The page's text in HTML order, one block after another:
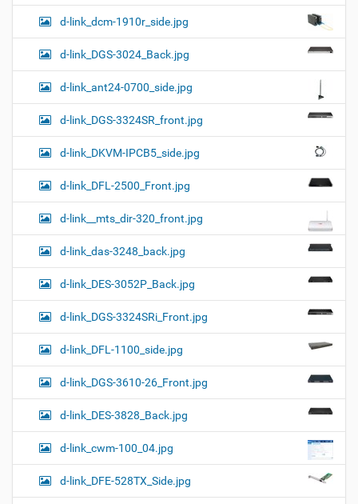
d-link_dcm-1910r_side.jpg
d-link_DGS-3024_Back.jpg
d-link_ant24-0700_side.jpg
d-link_DGS-3324SR_front.jpg
d-link_DKVM-IPCB5_side.jpg
d-link_DFL-2500_Front.jpg
d-link__mts_dir-320_front.jpg
d-link_das-3248_back.jpg
d-link_DES-3052P_Back.jpg
d-link_DGS-3324SRi_Front.jpg
d-link_DFL-1100_side.jpg
d-link_DGS-3610-26_Front.jpg
d-link_DES-3828_Back.jpg
d-link_cwm-100_04.jpg
d-link_DFE-528TX_Side.jpg